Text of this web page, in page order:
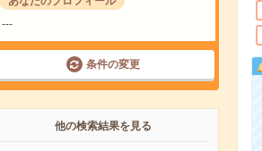
---
条件の変更
他の検索結果を見る